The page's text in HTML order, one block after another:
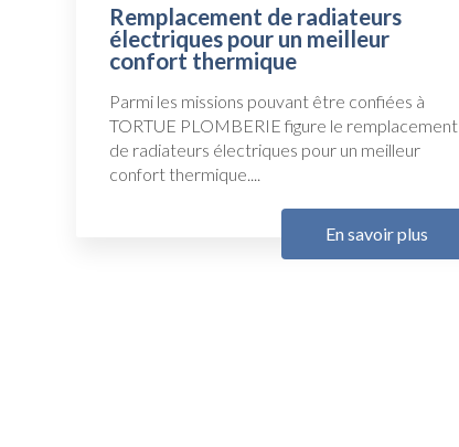
Remplacement de radiateurs
électriques pour un meilleur
confort thermique
Parmi les missions pouvant être confiées à
TORTUE PLOMBERIE figure le remplacement
de radiateurs électriques pour un meilleur
confort thermique....
En savoir plus